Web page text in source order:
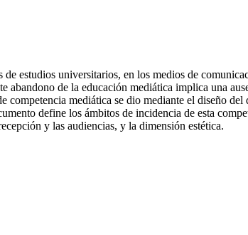
estudios universitarios, en los medios de
de la educación mediática implica una
mediática se dio mediante el diseño
define los ámbitos de incidencia de esta
y las audiencias, y la dimensión estética.